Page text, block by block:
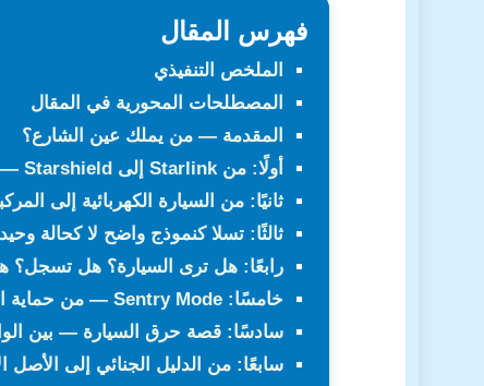
فهرس المقال
الملخص التنفيذي
المصطلحات المحورية في المقال
المقدمة — من يملك عين الشارع؟
أولًا: من Starlink إلى Starshield — الفرق بين الاتصال والمراقبة
ثانيًا: من السيارة الكهربائية إلى
ثالثًا: تسلا كنموذج واضح لا كحالة
رابعًا: هل ترى السيارة؟ هل تسجل؟
خامسًا: Sentry Mode — من حماية السيارة إلى مراقبة المحيط
سادسًا: قصة حرق السيارة — بين
سابعًا: من الدليل الجنائي إلى الأصل